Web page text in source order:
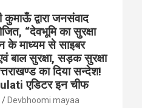
कुमाऊँ द्वारा जनसंवाद
“देवभूमि का सुरक्षा
के माध्यम से साइबर
बाल सुरक्षा, सड़क सुरक्षा
का दिया सन्देश!
एडिटर इन चीफ
Devbhoomi mayaa